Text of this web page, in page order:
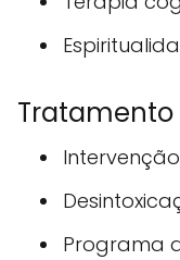
Programa